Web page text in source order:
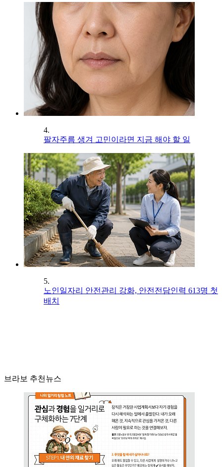
4.
팔자주름 생겨 고민이라면 지금 해야 할 일
5.
노인일자리 안전관리 강화, 안전전담인력 613명 첫
배치
브라보 추천뉴스